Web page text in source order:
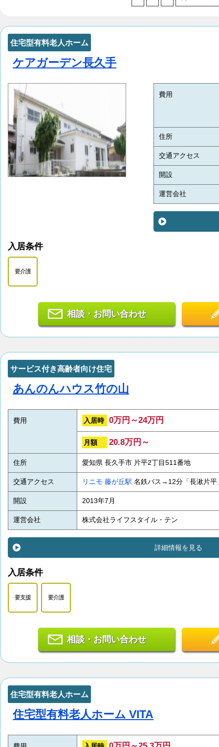
住宅型有料老人ホーム
ケアガーデン長久手
費用
住所
交通アクセス
開設
運営会社
入居条件
要介護
相談・お問い合わせ
サービス付き高齢者向け住宅
あんのんハウス竹の山
費用 入居時 0万円～24万円
月額 20.8万円～
住所 愛知県 長久手市 片平2丁目511番地
交通アクセス リニモ 藤が丘駅 名鉄バス→12分「長湫片
開設 2013年7月
運営会社 株式会社ライフスタイル・テン
詳細情報を見る
入居条件
要支援 要介護
相談・お問い合わせ
住宅型有料老人ホーム
住宅型有料老人ホーム VITA